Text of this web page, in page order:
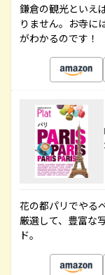
鎌倉の観光といえ
りません。お寺に
がわかるのです！
花の都パリでやる
厳選して、豊富な
ド。